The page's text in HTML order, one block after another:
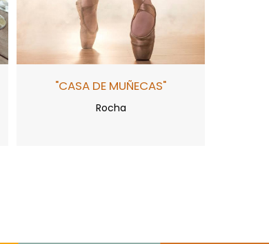
"CASA DE MUÑECAS"
Rocha